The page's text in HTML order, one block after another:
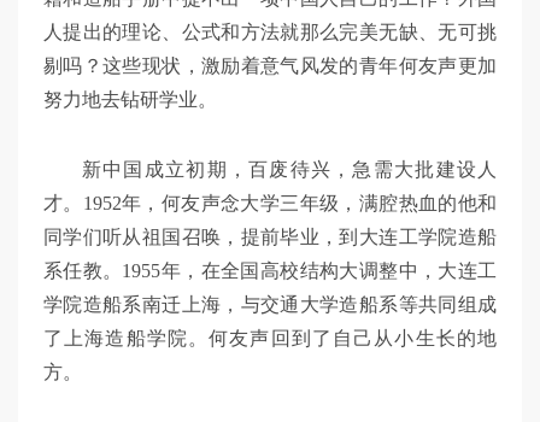
人提出的理论、公式和方法就那么完美无缺、无可挑
剔吗？这些现状，激励着意气风发的青年何友声更加
努力地去钻研学业。
新中国成立初期，百废待兴，急需大批建设人
才。1952年，何友声念大学三年级，满腔热血的他和
同学们听从祖国召唤，提前毕业，到大连工学院造船
系任教。1955年，在全国高校结构大调整中，大连工
学院造船系南迁上海，与交通大学造船系等共同组成
了上海造船学院。何友声回到了自己从小生长的地
方。